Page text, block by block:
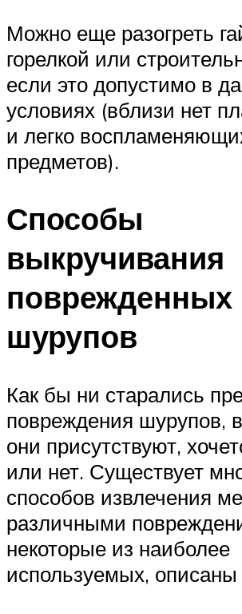
Можно еще разогреть
горелкой или
если это допустимо в
условиях (вблизи нет
и легко
предметов).
Способы
выкручивания
поврежденных
шурупов
Как бы ни старались
повреждения шурупов,
они присутствуют,
или нет. Существует
способов извлечения
различными
некоторые из наиболее
используемых, описаны